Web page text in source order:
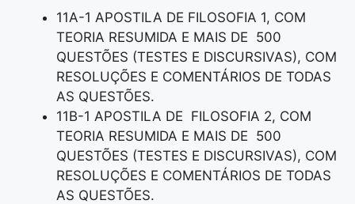
11A-1 APOSTILA DE FILOSOFIA 1, COM
TEORIA RESUMIDA E MAIS DE 500
QUESTÕES (TESTES E DISCURSIVAS), COM
RESOLUÇÕES E COMENTÁRIOS DE TODAS
AS QUESTÕES.
11B-1 APOSTILA DE FILOSOFIA 2, COM
TEORIA RESUMIDA E MAIS DE 500
QUESTÕES (TESTES E DISCURSIVAS), COM
RESOLUÇÕES E COMENTÁRIOS DE TODAS
AS QUESTÕES.